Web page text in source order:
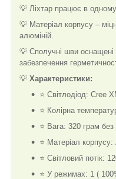
💡 Ліхтар працює в
💡 Матеріал корпусу –
алюміній.
💡 Сполучні шви
забезпечення
💡 Характеристики:
⭐ Світлодіод: Cree
⭐ Колірна
⭐ Вага: 320 грам
⭐ Матеріал
⭐ Світловий потік:
⭐ У режимах: 1 (